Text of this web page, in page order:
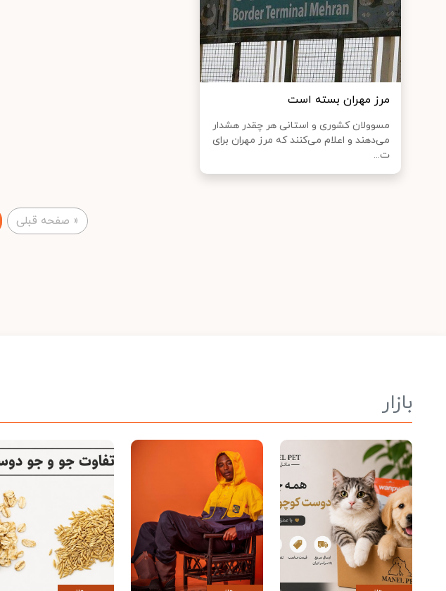
مرز مهران بسته است
مسوولان کشوری و استانی هر چقدر هشدار
می‌دهند و اعلام می‌کنند که مرز مهران برای
ت...
« صفحه قبلی
بازار